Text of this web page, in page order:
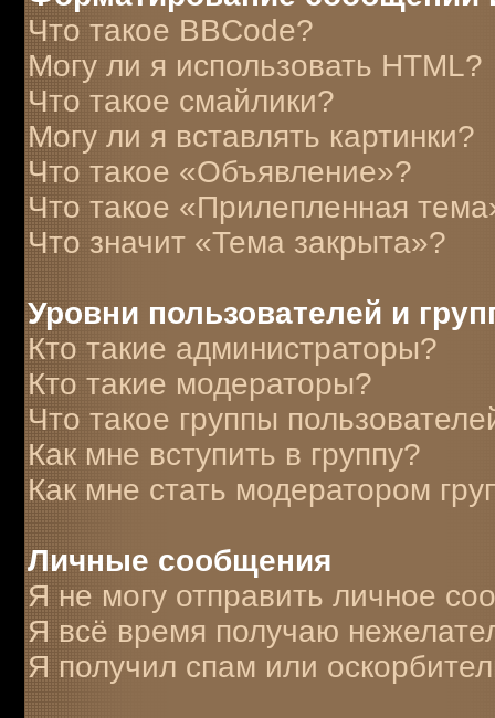
Что такое BBCode?
Могу ли я использовать HTML?
Что такое смайлики?
Могу ли я вставлять картинки?
Что такое «Объявление»?
Что такое «Прилепленная
Что значит «Тема закрыта»?
Уровни пользователей и
Кто такие администраторы?
Кто такие модераторы?
Что такое группы
Как мне вступить в группу?
Как мне стать модератором
Личные сообщения
Я не могу отправить личное
Я всё время получаю
Я получил спам или